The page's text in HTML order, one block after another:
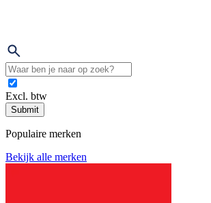
Excl. btw
Submit
Populaire merken
Bekijk alle merken